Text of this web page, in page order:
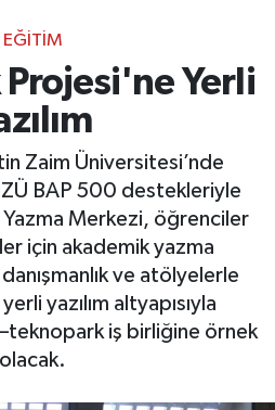
EĞİTİM
Projesi'ne Yerli
Zaim Üniversitesi’nde
BAP 500 destekleriyle
Merkezi, öğrenciler
için akademik yazma
ve atölyelerle
yazılım altyapısıyla
iş birliğine örnek
olacak.